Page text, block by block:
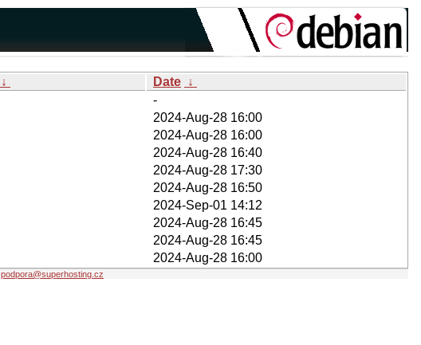
↓ Date ↓
-
2024-Aug-28 16:00
2024-Aug-28 16:00
2024-Aug-28 16:40
2024-Aug-28 17:30
2024-Aug-28 16:50
2024-Sep-01 14:12
2024-Aug-28 16:45
2024-Aug-28 16:45
2024-Aug-28 16:00
podpora@superhosting.cz